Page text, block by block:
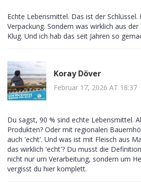
Echte Lebensmittel. Das ist der
Verpackung. Sondern was wirklich aus
Klug. Und ich hab das seit Jahren so
Koray Döver
Februar 17, 2026 AT 18:37
Du sagst, 90 % sind echte Lebensmittel.
Produkten? Oder mit regionalen
auch 'echt'. Und was ist mit Fleisch aus
das wirklich 'echt'? Du musst die
nicht nur um Verarbeitung, sondern um
vergisst du hier komplett.